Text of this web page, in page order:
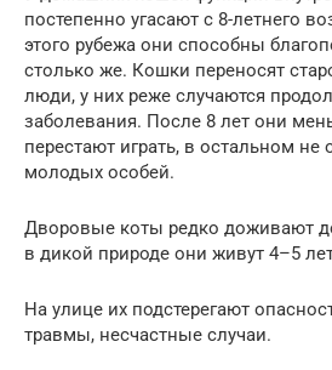
постепенно угасают с 8-летнего
этого рубежа они способны
столько же. Кошки переносят
люди, у них реже случаются
заболевания. После 8 лет они
перестают играть, в остальном не
молодых особей.
Дворовые коты редко доживают
в дикой природе они живут 4–5
На улице их подстерегают
травмы, несчастные случаи.